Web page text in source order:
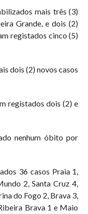
mais três (3)
Grande, e dois (2)
registados cinco (5)
dois (2) novos casos
registados dois (2) e
nenhum óbito por
36 casos Praia 1,
2, Santa Cruz 4,
do Fogo 2, Brava 3,
Brava 1 e Maio